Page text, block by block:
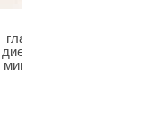
главоболие – как
диетата влияе при
мигрена и болки в